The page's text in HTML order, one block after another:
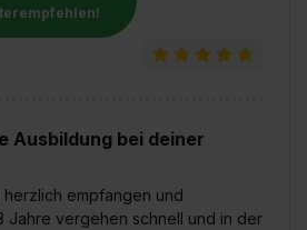
Ausbildung bei deiner
herzlich empfangen und
Jahre vergehen schnell und in der